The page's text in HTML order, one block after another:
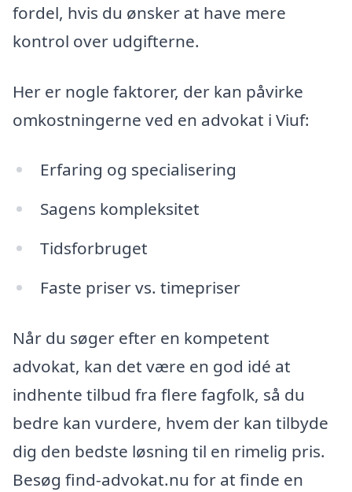
fordel, hvis du ønsker at have mere
kontrol over udgifterne.
Her er nogle faktorer, der kan påvirke
omkostningerne ved en advokat i Viuf:
Erfaring og specialisering
Sagens kompleksitet
Tidsforbruget
Faste priser vs. timepriser
Når du søger efter en kompetent
advokat, kan det være en god idé at
indhente tilbud fra flere fagfolk, så du
bedre kan vurdere, hvem der kan tilbyde
dig den bedste løsning til en rimelig pris.
Besøg find-advokat.nu for at finde en